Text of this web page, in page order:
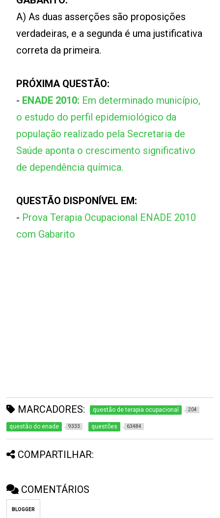
A) As duas asserções são proposições
verdadeiras, e a segunda é uma justificativa
correta da primeira.
PRÓXIMA QUESTÃO:
- ENADE 2010: Em determinado município,
o estudo do perfil epidemiológico da
população realizado pela Secretaria de
Saúde aponta o crescimento significativo
de dependência química.
QUESTÃO DISPONÍVEL EM:
- Prova Terapia Ocupacional ENADE 2010
com Gabarito
MARCADORES: questão de terapia ocupacional 204
questão do enade 9333 questões 63484
COMPARTILHAR:
COMENTÁRIOS
BLOGGER